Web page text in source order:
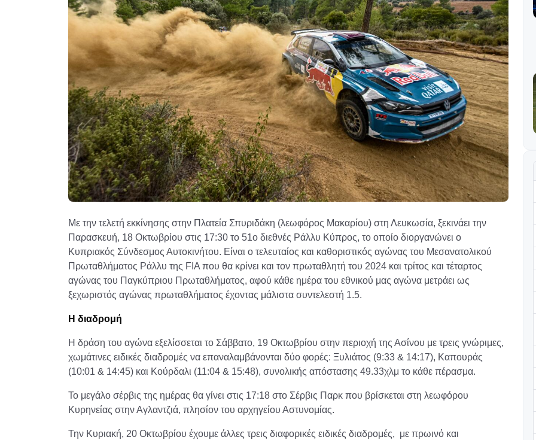
Με την τελετή εκκίνησης στην Πλατεία Σπυριδάκη (λεωφόρος Μακαρίου) στη Λευκωσία, ξεκινάει την
Παρασκευή, 18 Οκτωβρίου στις 17:30 το 51ο διεθνές Ράλλυ Κύπρος, το οποίο διοργανώνει ο
Κυπριακός Σύνδεσμος Αυτοκινήτου. Είναι ο τελευταίος και καθοριστικός αγώνας του Μεσανατολικού
Πρωταθλήματος Ράλλυ της FIA που θα κρίνει και τον πρωταθλητή του 2024 και τρίτος και τέταρτος
αγώνας του Παγκύπριου Πρωταθλήματος, αφού κάθε ημέρα του εθνικού μας αγώνα μετράει ως
ξεχωριστός αγώνας πρωταθλήματος έχοντας μάλιστα συντελεστή 1.5.
H διαδρομή
Η δράση του αγώνα εξελίσσεται το Σάββατο, 19 Οκτωβρίου στην περιοχή της Ασίνου με τρεις γνώριμες,
χωμάτινες ειδικές διαδρομές να επαναλαμβάνονται δύο φορές: Ξυλιάτος (9:33 & 14:17), Καπουράς
(10:01 & 14:45) και Κούρδαλι (11:04 & 15:48), συνολικής απόστασης 49.33χλμ το κάθε πέρασμα.
Το μεγάλο σέρβις της ημέρας θα γίνει στις 17:18 στο Σέρβις Παρκ που βρίσκεται στη λεωφόρου
Κυρηνείας στην Αγλαντζιά, πλησίον του αρχηγείου Αστυνομίας.
Την Κυριακή, 20 Οκτωβρίου έχουμε άλλες τρεις διαφορικές ειδικές διαδρομές, με πρωινό και